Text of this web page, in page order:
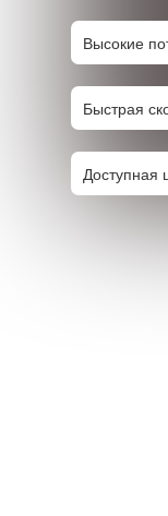
Высокие
Быстрая
Доступная